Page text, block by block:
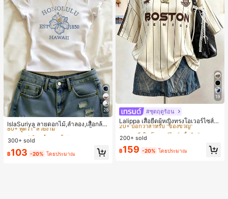
28
IslaSuriya ลายดอกไม้,ลำลอง,เสื้อกล้า
มลำลอง,เสื้อยืดกราฟิก,ฤดูร้อน,เสื้อชาย
หาดผู้หญิงฤดูร้อน,ชายหาด,เสื้อยืดชาย
#3 ขายดี ใน เนื้อผ้า เสื้อยืดผู้หญิง
80+ พูดว่า "สวยงาม"
#3 ขายดี ใน เนื้อผ้า เสื้อยืดผู้หญิง
80+ พูดว่า "สวยงาม"
#3 ขายดี ใน เนื้อผ้า เสื้อยืดผู้หญิง
80+ พูดว่า "สวยงาม"
#3 ขายดี
ใน เนื้อผ้า เสื้อยืดผู้หญิง
300+ sold
฿103 -20% โดยประมาณ
19
#ชุดฤดูร้อน
Lalippa เสื้อยืดผู้หญิงทรงโอเวอร์ไซส์ค
วามยาวกลาง คอกลม ไหล่ตก ลายพิมพ์
ตัวอักษรและลายทางแนวตั้ง สไตล์แฟชั่
นมินิมอล ของขวัญให้เพื่อน
#1 ขายดี
20+ บอกว่าสำหรับ "ของขวัญ"
#1 ขายดี
20+ บอกว่าสำหรับ "ของขวัญ"
#1 ขายดี
20+ บอกว่าสำหรับ "ของขวัญ"
#1 ขายดี
200+ sold
฿159 -20% โดยประมาณ